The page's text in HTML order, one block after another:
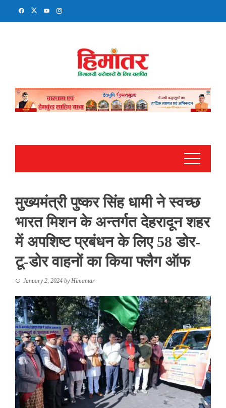
मुख्यमंत्री पुष्कर सिंह धामी ने स्वच्छ
भारत मिशन के अन्तर्गत देहरादून शहर
में अपशिष्ट प्रबंधन के लिए 58 डोर-
टू-डोर वाहनों का किया फ्लैग ऑफ
January 2, 2024 byHimantar